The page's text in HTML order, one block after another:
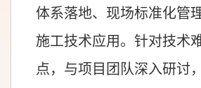
体系落地、现场标准化管
施工技术应用。针对技术
点，与项目团队深入研讨